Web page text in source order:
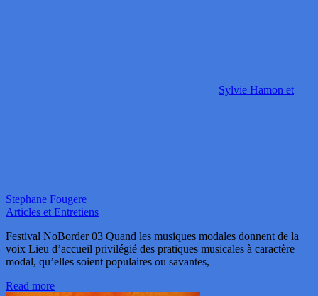
Sylvie Hamon et
Stephane Fougere
Articles et Entretiens
Festival NoBorder 03 Quand les musiques modales donnent de la
voix Lieu d’accueil privilégié des pratiques musicales à caractère
modal, qu’elles soient populaires ou savantes,
Read more